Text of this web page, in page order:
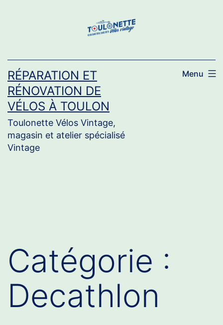
RÉPARATION ET
RÉNOVATION DE
VÉLOS À TOULON
Toulonette Vélos Vintage,
magasin et atelier spécialisé
Vintage
Menu
Catégorie :
Decathlon